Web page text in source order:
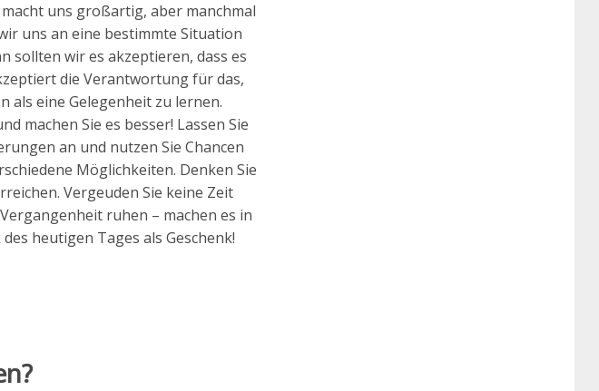
uns großartig, aber manchmal
uns an eine bestimmte Situation
sollten wir es akzeptieren, dass es
die Verantwortung für das,
als eine Gelegenheit zu lernen.
machen Sie es besser! Lassen Sie
an und nutzen Sie Chancen
Möglichkeiten. Denken Sie
Vergeuden Sie keine Zeit
ruhen – machen es in
heutigen Tages als Geschenk!